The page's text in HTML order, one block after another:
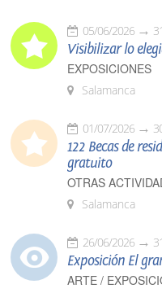
05/06/2026
Visibilizar lo
EXPOSICIONES
Salamanca
01/07/2026
122 Becas de
gratuito
OTRAS
Salamanca
26/06/2026
Exposición El
ARTE /